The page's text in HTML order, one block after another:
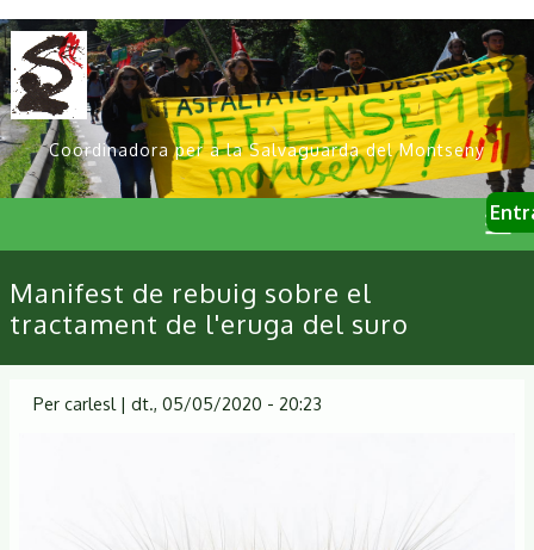
Vés
al
contingut
Coordinadora per a la Salvaguarda del Montseny
User
Primary
links
Manifest de rebuig sobre el
tractament de l'eruga del suro
Per carlesl | dt., 05/05/2020 - 20:23